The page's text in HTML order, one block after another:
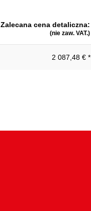
Zalecana cena detaliczna:
(nie zaw. VAT.)
2 087,48 € *